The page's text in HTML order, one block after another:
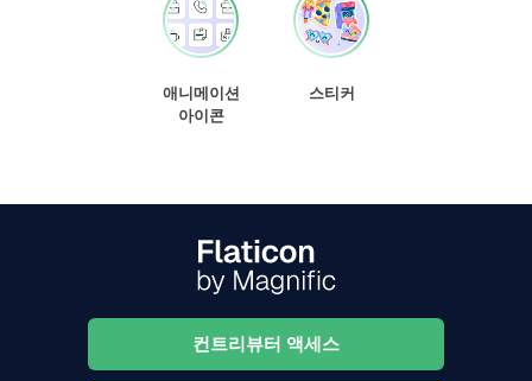
애니메이션
아이콘
스티커
컨트리뷰터 액세스